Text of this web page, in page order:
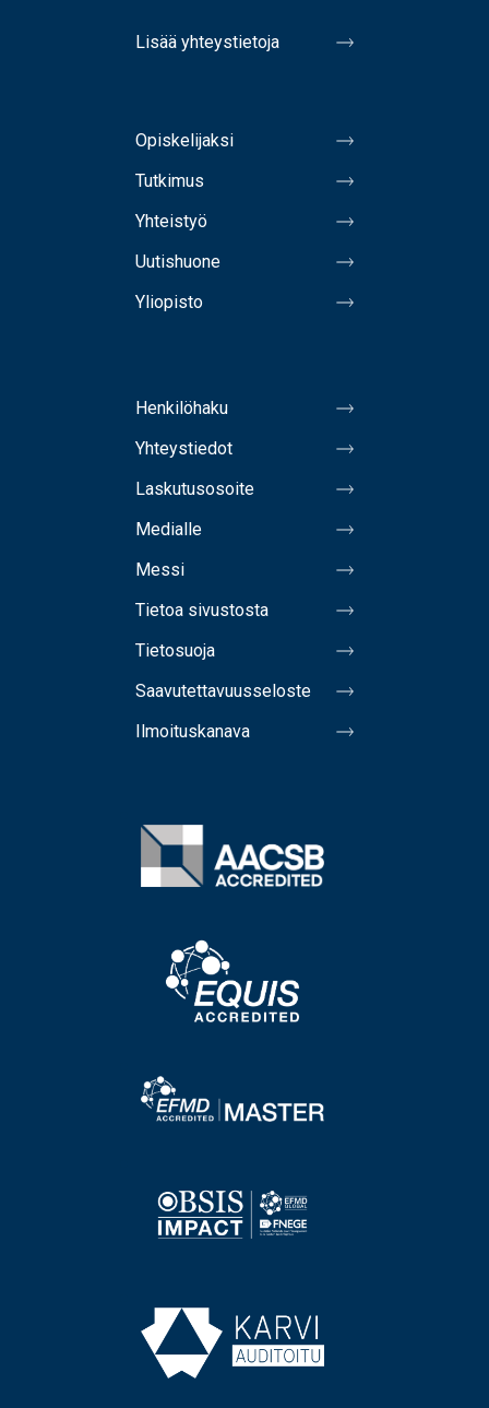
Lisää yhteystietoja
Opiskelijaksi
Tutkimus
Yhteistyö
Uutishuone
Yliopisto
Henkilöhaku
Yhteystiedot
Laskutusosoite
Medialle
Messi
Tietoa sivustosta
Tietosuoja
Saavutettavuusseloste
Ilmoituskanava
Image
Image
Image
Image
Image